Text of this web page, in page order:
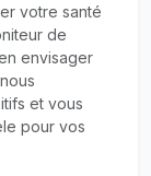
votre santé
de
envisager
et vous
pour vos